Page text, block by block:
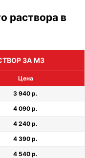
раствора в
ЗА М3
Цена
3 940 р.
4 090 р.
4 240 р.
4 390 р.
4 540 р.